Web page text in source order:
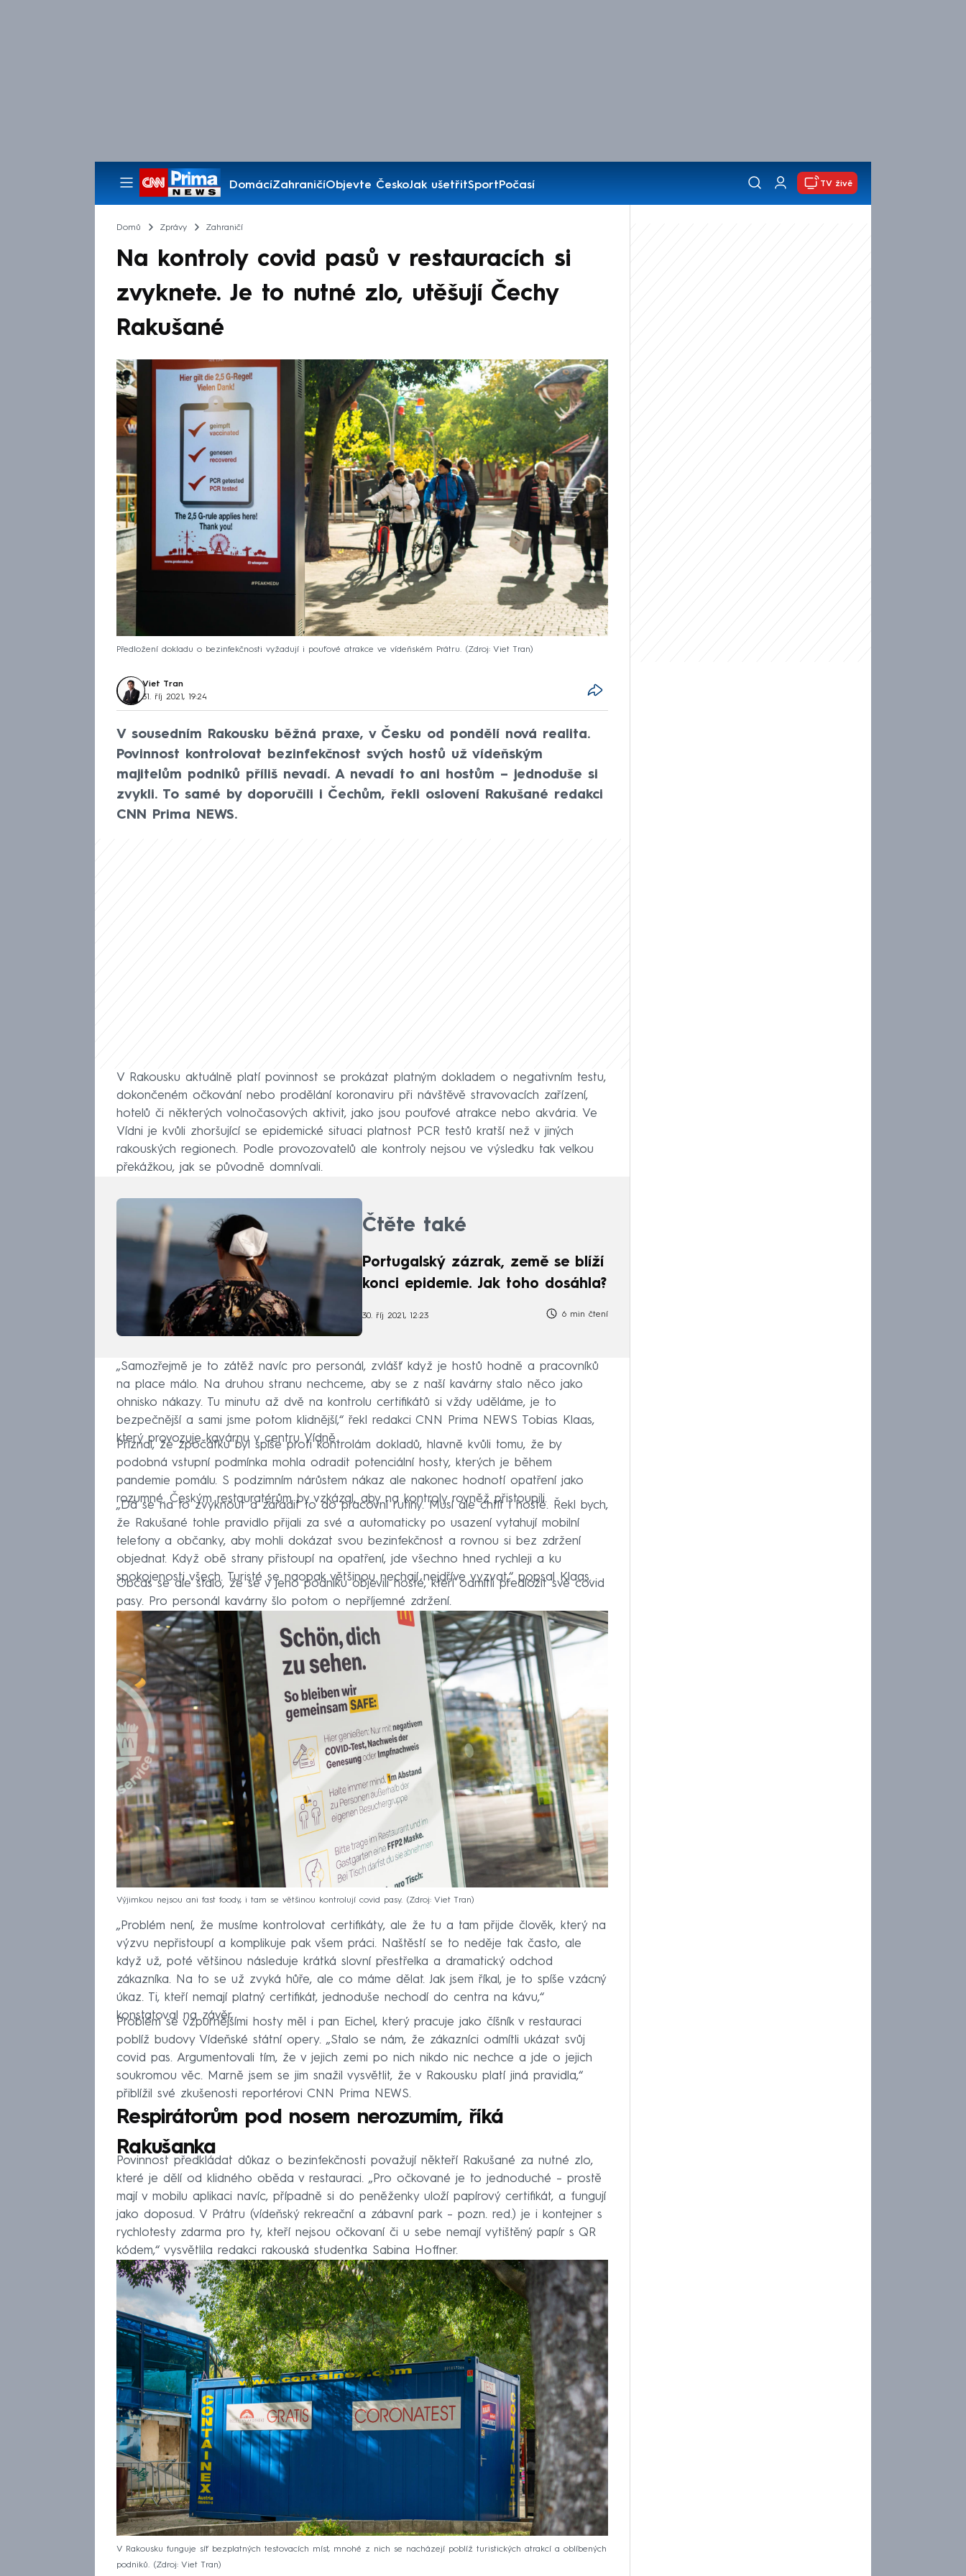
DomácíZahraničíObjevte ČeskoJak ušetřitSportPočasí
Pořady
TV živě
Domů Zprávy Zahraničí
Na kontroly covid pasů v restauracích si
zvyknete. Je to nutné zlo, utěšují Čechy
Rakušané
Předložení dokladu o bezinfekčnosti vyžadují i pouťové atrakce ve vídeňském Prátru. Zdroj: Viet Tran
Viet Tran
31. říj 2021, 19:24
V sousedním Rakousku běžná praxe, v Česku od pondělí nová realita.
Povinnost kontrolovat bezinfekčnost svých hostů už vídeňským
majitelům podniků příliš nevadí. A nevadí to ani hostům – jednoduše si
zvykli. To samé by doporučili i Čechům, řekli oslovení Rakušané redakci
CNN Prima NEWS.
V Rakousku aktuálně platí povinnost se prokázat platným dokladem o negativním testu,
dokončeném očkování nebo prodělání koronaviru při návštěvě stravovacích zařízení,
hotelů či některých volnočasových aktivit, jako jsou pouťové atrakce nebo akvária. Ve
Vídni je kvůli zhoršující se epidemické situaci platnost PCR testů kratší než v jiných
rakouských regionech. Podle provozovatelů ale kontroly nejsou ve výsledku tak velkou
překážkou, jak se původně domnívali.
Čtěte také
Portugalský zázrak, země se blíží
konci epidemie. Jak toho dosáhla?
30. říj 2021, 12:23 6 min čtení
„Samozřejmě je to zátěž navíc pro personál, zvlášť když je hostů hodně a pracovníků
na place málo. Na druhou stranu nechceme, aby se z naší kavárny stalo něco jako
ohnisko nákazy. Tu minutu až dvě na kontrolu certifikátů si vždy uděláme, je to
bezpečnější a sami jsme potom klidnější,“ řekl redakci CNN Prima NEWS Tobias Klaas,
který provozuje kavárnu v centru Vídně.
Přiznal, že zpočátku byl spíše proti kontrolám dokladů, hlavně kvůli tomu, že by
podobná vstupní podmínka mohla odradit potenciální hosty, kterých je během
pandemie pomálu. S podzimním nárůstem nákaz ale nakonec hodnotí opatření jako
rozumné. Českým restauratérům by vzkázal, aby na kontroly rovněž přistoupili.
„Dá se na to zvyknout a zařadit to do pracovní rutiny. Musí ale chtít i hosté. Řekl bych,
že Rakušané tohle pravidlo přijali za své a automaticky po usazení vytahují mobilní
telefony a občanky, aby mohli dokázat svou bezinfekčnost a rovnou si bez zdržení
objednat. Když obě strany přistoupí na opatření, jde všechno hned rychleji a ku
spokojenosti všech. Turisté se naopak většinou nechají nejdříve vyzvat,“ popsal Klaas.
Občas se ale stalo, že se v jeho podniku objevili hosté, kteří odmítli předložit své covid
pasy. Pro personál kavárny šlo potom o nepříjemné zdržení.
Výjimkou nejsou ani fast foody, i tam se většinou kontrolují covid pasy. Zdroj: Viet Tran
„Problém není, že musíme kontrolovat certifikáty, ale že tu a tam přijde člověk, který na
výzvu nepřistoupí a komplikuje pak všem práci. Naštěstí se to neděje tak často, ale
když už, poté většinou následuje krátká slovní přestřelka a dramatický odchod
zákazníka. Na to se už zvyká hůře, ale co máme dělat. Jak jsem říkal, je to spíše vzácný
úkaz. Ti, kteří nemají platný certifikát, jednoduše nechodí do centra na kávu,“
konstatoval na závěr.
Problém se vzpurnějšími hosty měl i pan Eichel, který pracuje jako číšník v restauraci
poblíž budovy Vídeňské státní opery. „Stalo se nám, že zákazníci odmítli ukázat svůj
covid pas. Argumentovali tím, že v jejich zemi po nich nikdo nic nechce a jde o jejich
soukromou věc. Marně jsem se jim snažil vysvětlit, že v Rakousku platí jiná pravidla,“
přiblížil své zkušenosti reportérovi CNN Prima NEWS.
Respirátorům pod nosem nerozumím, říká
Rakušanka
Povinnost předkládat důkaz o bezinfekčnosti považují někteří Rakušané za nutné zlo,
které je dělí od klidného oběda v restauraci. „Pro očkované je to jednoduché – prostě
mají v mobilu aplikaci navíc, případně si do peněženky uloží papírový certifikát, a fungují
jako doposud. V Prátru (vídeňský rekreační a zábavní park – pozn. red.) je i kontejner s
rychlotesty zdarma pro ty, kteří nejsou očkovaní či u sebe nemají vytištěný papír s QR
kódem,“ vysvětlila redakci rakouská studentka Sabina Hoffner.
V Rakousku funguje síť bezplatných testovacích míst, mnohé z nich se nacházejí poblíž turistických atrakcí a oblíbených
podniků.
Zdroj: Viet Tran